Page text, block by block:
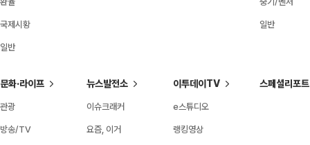
국제시황
일반
일반
문화·라이프
관광
방송/TV
뉴스발전소
이슈크래커
요즘, 이거
이투데이TV
e스튜디오
랭킹영상
스페셜리포트